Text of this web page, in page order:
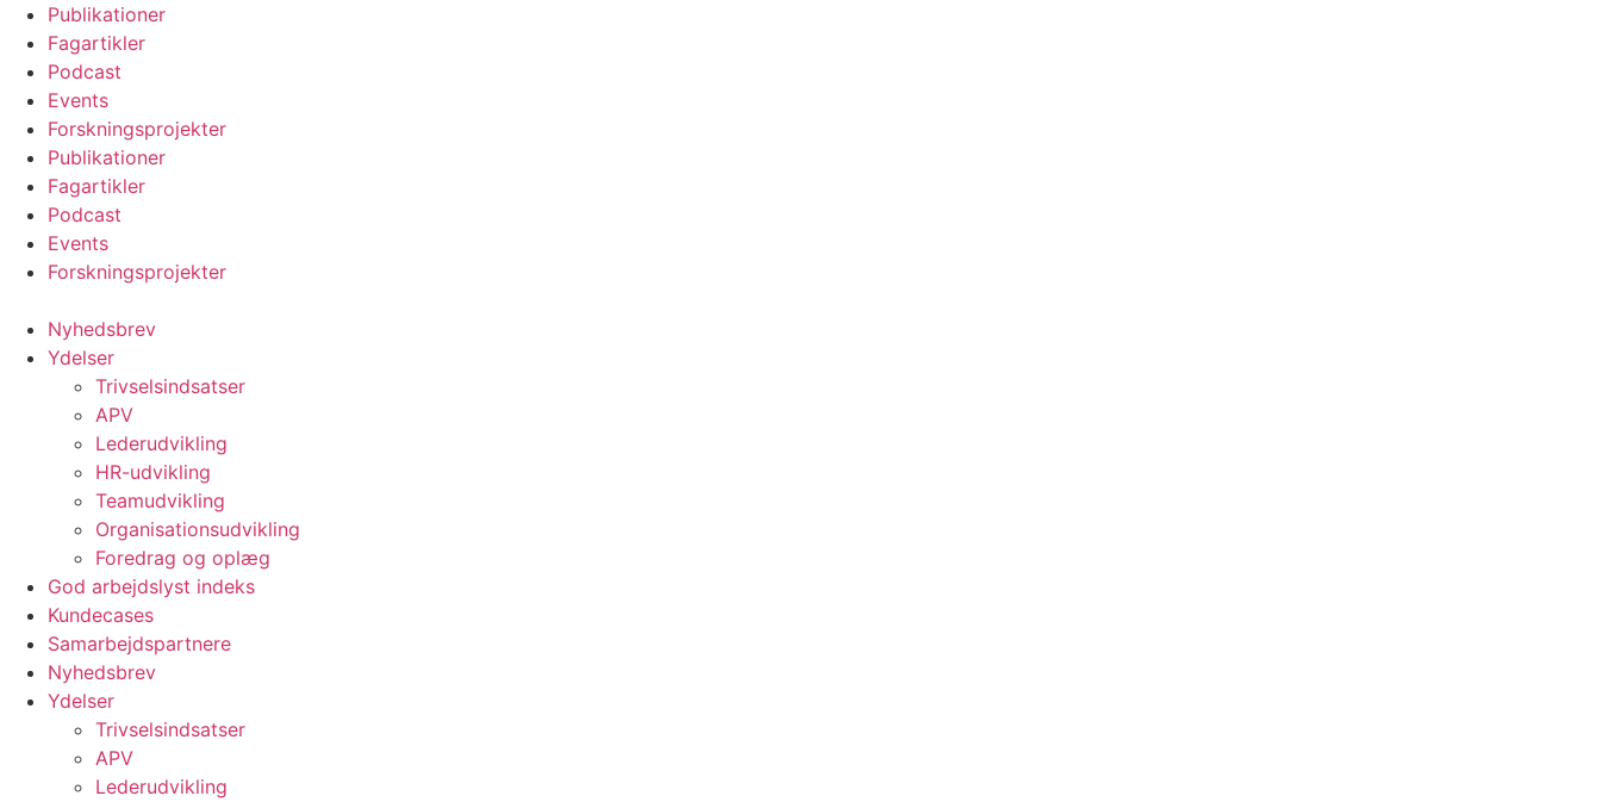
Videre
indhold
Publikationer
Fagartikler
Podcast
Events
Forskningsprojekter
Publikationer
Fagartikler
Podcast
Events
Forskningsprojekter
Nyhedsbrev
Ydelser
Trivselsindsatser
APV
Lederudvikling
HR-udvikling
Teamudvikling
Organisationsudvikling
Foredrag og oplæg
God arbejdslyst indeks
Kundecases
Samarbejdspartnere
Nyhedsbrev
Ydelser
Trivselsindsatser
APV
Lederudvikling